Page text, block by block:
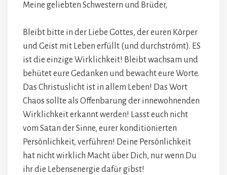
Meine geliebten Schwestern und Brüder,
Bleibt bitte in der Liebe Gottes, der euren Körper
und Geist mit Leben erfüllt (und durchströmt). ES
ist die einzige Wirklichkeit! Bleibt wachsam und
behütet eure Gedanken und bewacht eure Worte.
Das Christuslicht ist in allem Leben! Das Wort
Chaos sollte als Offenbarung der innewohnenden
Wirklichkeit erkannt werden! Lasst euch nicht
vom Satan der Sinne, eurer konditionierten
Persönlichkeit, verführen! Deine Persönlichkeit
hat nicht wirklich Macht über Dich, nur wenn Du
ihr die Lebensenergie dafür gibst!